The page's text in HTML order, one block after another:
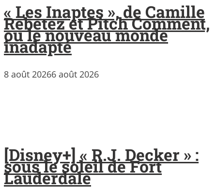
« Les Inaptes », de Camille
Rebetez et Pitch Comment,
ou le nouveau monde
inadapté
8 août 20266 août 2026
[Disney+] « R.J. Decker » :
sous le soleil de Fort
Lauderdale